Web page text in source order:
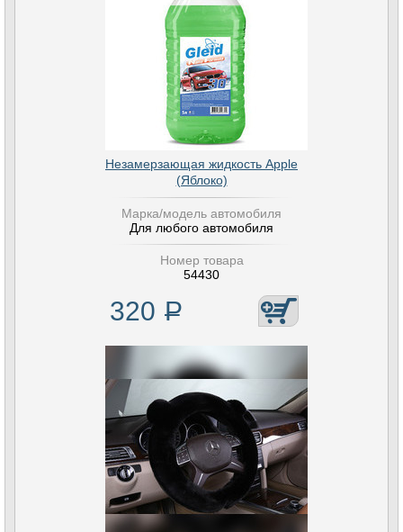
Незамерзающая жидкость Apple
(Яблоко)
Марка/модель автомобиля
Для любого автомобиля
Номер товара
54430
320 Р